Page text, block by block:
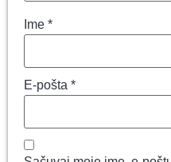
Ime *
E-pošta *